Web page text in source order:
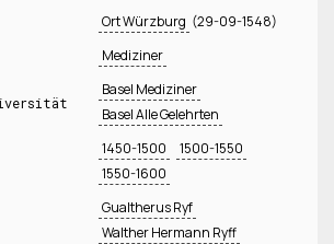
Ort Würzburg (29-09-1548)
Mediziner
Basel Mediziner
Basel Alle Gelehrten
1450-1500
1500-1550
1550-1600
Gualtherus Ryf
Walther Hermann Ryff